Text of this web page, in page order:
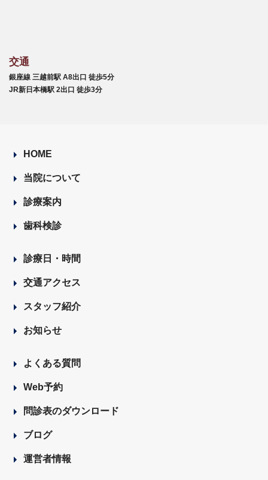
交通
銀座線 三越前駅 A8出口 徒歩5分
JR新日本橋駅 2出口 徒歩3分
HOME
当院について
診療案内
歯科検診
診療日・時間
交通アクセス
スタッフ紹介
お知らせ
よくある質問
Web予約
問診表のダウンロード
ブログ
運営者情報